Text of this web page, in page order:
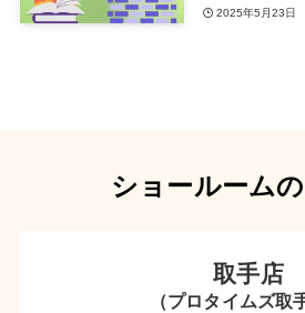
2025年5月23日
ショールーム
取手店
（プロタイムズ取